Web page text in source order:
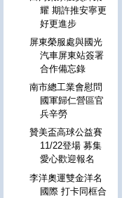
耀 期許推安寧更
好更進步
屏東榮服處與國光
汽車屏東站簽署
合作備忘錄
南市總工業會慰問
國軍歸仁營區官
兵辛勞
贊美盃高球公益賽
11/22登場 募集
愛心歡迎報名
李洋奧運雙金洋名
國際 打卡同框合